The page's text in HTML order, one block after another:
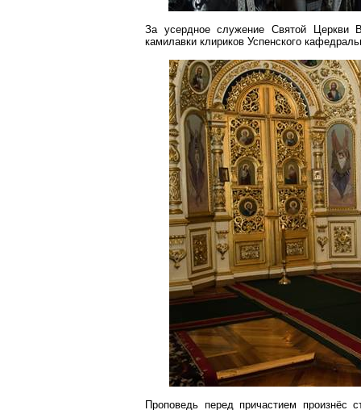
За усердное служение Святой Церкви
камилавки клириков Успенского
Проповедь перед причастием произнёс